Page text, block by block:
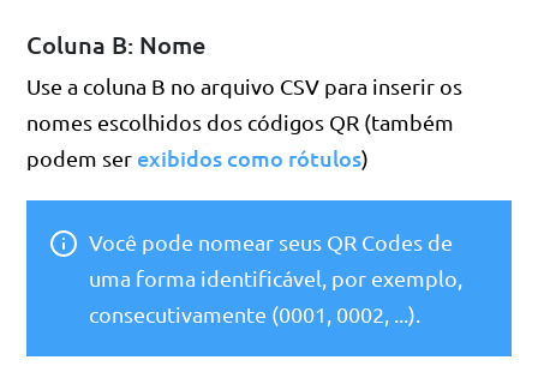
Coluna B: Nome
Use a coluna B no arquivo CSV para inserir os
nomes escolhidos dos códigos QR (também
podem ser exibidos como rótulos)
Você pode nomear seus QR Codes de
uma forma identificável, por exemplo,
consecutivamente (0001, 0002, ...).